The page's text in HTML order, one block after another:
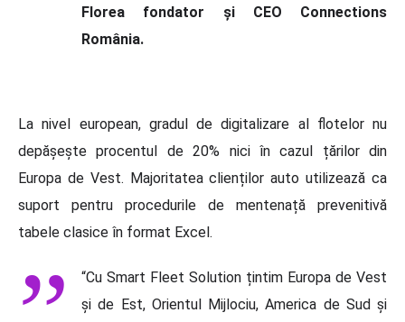
Florea fondator și CEO Connections
România.
La nivel european, gradul de digitalizare al flotelor nu
depășește procentul de 20% nici în cazul țărilor din
Europa de Vest. Majoritatea clienților auto utilizează ca
suport pentru procedurile de mentenață prevenitivă
tabele clasice în format Excel.
“Cu Smart Fleet Solution țintim Europa de Vest
și de Est, Orientul Mijlociu, America de Sud și